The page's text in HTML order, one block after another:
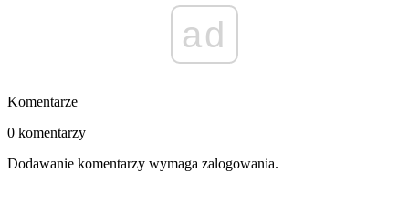
ad
Komentarze
0 komentarzy
Dodawanie komentarzy wymaga zalogowania.